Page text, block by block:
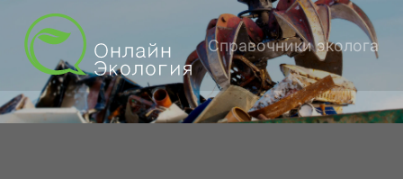
Справочники эколога